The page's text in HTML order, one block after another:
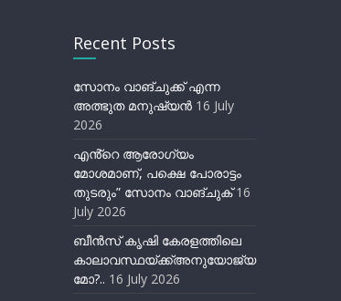
Recent Posts
സോനം വാങ്ചുക്ക് എന്ന
അത്ഭുത മനുഷ്യന്‍ 16 July
2026
എൻ്റെ ആരോഗ്യം
മോശമാണ്, പക്ഷെ പോരാട്ടം
തുടരും” സോനം വാങ്ചുക് 16
July 2026
ബീന്‍സ് കൃഷി കേരളത്തിലെ
കാലാവസ്ഥയ്ക്ക്അനുയോജ്യ
മോ?.. 16 July 2026